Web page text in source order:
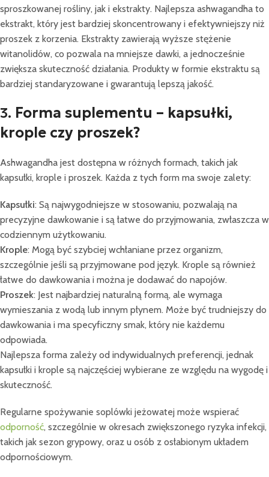
sproszkowanej rośliny, jak i ekstrakty. Najlepsza ashwagandha to
ekstrakt, który jest bardziej skoncentrowany i efektywniejszy niż
proszek z korzenia. Ekstrakty zawierają wyższe stężenie
witanolidów, co pozwala na mniejsze dawki, a jednocześnie
zwiększa skuteczność działania. Produkty w formie ekstraktu są
bardziej standaryzowane i gwarantują lepszą jakość.
3. Forma suplementu – kapsułki,
krople czy proszek?
Ashwagandha jest dostępna w różnych formach, takich jak
kapsułki, krople i proszek. Każda z tych form ma swoje zalety:
Kapsułki: Są najwygodniejsze w stosowaniu, pozwalają na
precyzyjne dawkowanie i są łatwe do przyjmowania, zwłaszcza w
codziennym użytkowaniu.
Krople: Mogą być szybciej wchłaniane przez organizm,
szczególnie jeśli są przyjmowane pod język. Krople są również
łatwe do dawkowania i można je dodawać do napojów.
Proszek: Jest najbardziej naturalną formą, ale wymaga
wymieszania z wodą lub innym płynem. Może być trudniejszy do
dawkowania i ma specyficzny smak, który nie każdemu
odpowiada.
Najlepsza forma zależy od indywidualnych preferencji, jednak
kapsułki i krople są najczęściej wybierane ze względu na wygodę i
skuteczność.
Regularne spożywanie soplówki jeżowatej może wspierać
odporność, szczególnie w okresach zwiększonego ryzyka infekcji,
takich jak sezon grypowy, oraz u osób z osłabionym układem
odpornościowym.